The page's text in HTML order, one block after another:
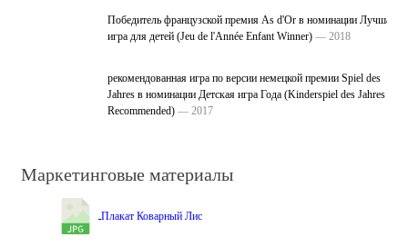
Победитель французской премия As d'Or в номинации Лучшая
игра для детей (Jeu de l'Année Enfant Winner) — 2018
рекомендованная игра по версии немецкой премии Spiel des
Jahres в номинации Детская игра Года (Kinderspiel des Jahres
Recommended) — 2017
Маркетинговые материалы
Плакат Коварный Лис